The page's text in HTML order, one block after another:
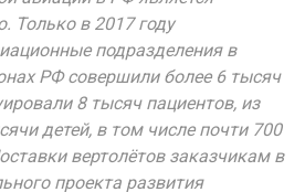
Только в 2017 году
подразделения в
РФ совершили более 6 тысяч
8 тысяч пациентов, из
детей, в том числе почти 700
вертолётов заказчикам в
проекта развития